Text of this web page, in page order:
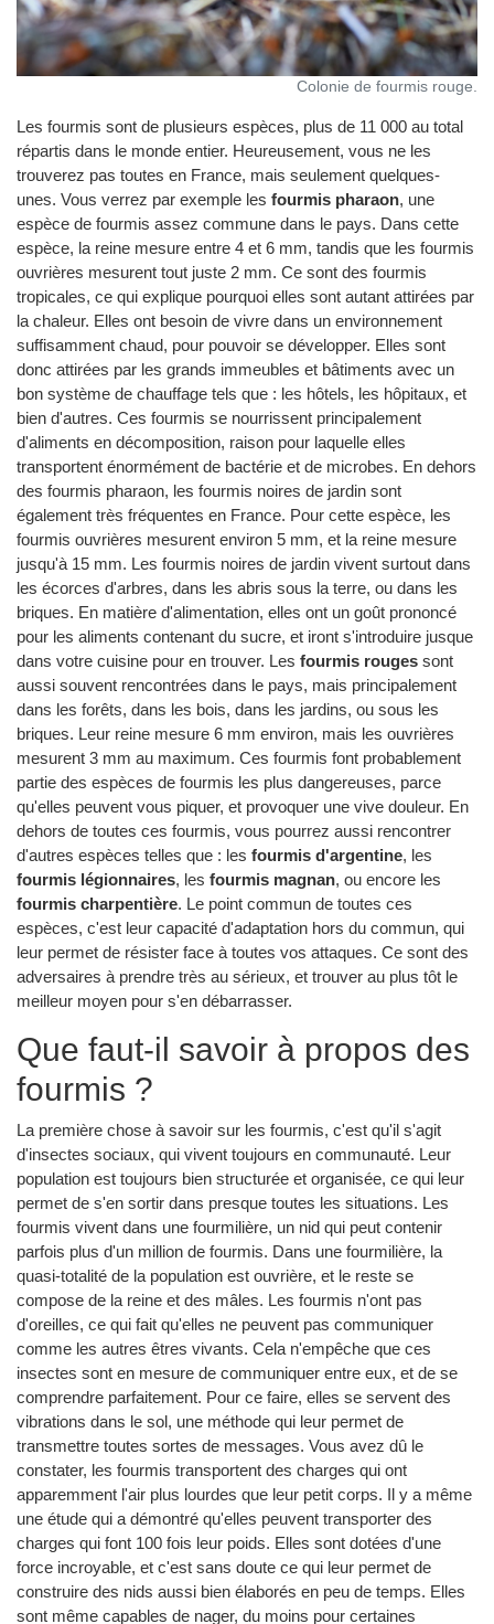
Colonie de fourmis rouge.
Les fourmis sont de plusieurs espèces, plus de 11 000 au total
répartis dans le monde entier. Heureusement, vous ne les
trouverez pas toutes en France, mais seulement quelques-
unes. Vous verrez par exemple les fourmis pharaon, une
espèce de fourmis assez commune dans le pays. Dans cette
espèce, la reine mesure entre 4 et 6 mm, tandis que les fourmis
ouvrières mesurent tout juste 2 mm. Ce sont des fourmis
tropicales, ce qui explique pourquoi elles sont autant attirées par
la chaleur. Elles ont besoin de vivre dans un environnement
suffisamment chaud, pour pouvoir se développer. Elles sont
donc attirées par les grands immeubles et bâtiments avec un
bon système de chauffage tels que : les hôtels, les hôpitaux, et
bien d'autres. Ces fourmis se nourrissent principalement
d'aliments en décomposition, raison pour laquelle elles
transportent énormément de bactérie et de microbes. En dehors
des fourmis pharaon, les fourmis noires de jardin sont
également très fréquentes en France. Pour cette espèce, les
fourmis ouvrières mesurent environ 5 mm, et la reine mesure
jusqu'à 15 mm. Les fourmis noires de jardin vivent surtout dans
les écorces d'arbres, dans les abris sous la terre, ou dans les
briques. En matière d'alimentation, elles ont un goût prononcé
pour les aliments contenant du sucre, et iront s'introduire jusque
dans votre cuisine pour en trouver. Les fourmis rouges sont
aussi souvent rencontrées dans le pays, mais principalement
dans les forêts, dans les bois, dans les jardins, ou sous les
briques. Leur reine mesure 6 mm environ, mais les ouvrières
mesurent 3 mm au maximum. Ces fourmis font probablement
partie des espèces de fourmis les plus dangereuses, parce
qu'elles peuvent vous piquer, et provoquer une vive douleur. En
dehors de toutes ces fourmis, vous pourrez aussi rencontrer
d'autres espèces telles que : les fourmis d'argentine, les
fourmis légionnaires, les fourmis magnan, ou encore les
fourmis charpentière. Le point commun de toutes ces
espèces, c'est leur capacité d'adaptation hors du commun, qui
leur permet de résister face à toutes vos attaques. Ce sont des
adversaires à prendre très au sérieux, et trouver au plus tôt le
meilleur moyen pour s'en débarrasser.
Que faut-il savoir à propos des
fourmis ?
La première chose à savoir sur les fourmis, c'est qu'il s'agit
d'insectes sociaux, qui vivent toujours en communauté. Leur
population est toujours bien structurée et organisée, ce qui leur
permet de s'en sortir dans presque toutes les situations. Les
fourmis vivent dans une fourmilière, un nid qui peut contenir
parfois plus d'un million de fourmis. Dans une fourmilière, la
quasi-totalité de la population est ouvrière, et le reste se
compose de la reine et des mâles. Les fourmis n'ont pas
d'oreilles, ce qui fait qu'elles ne peuvent pas communiquer
comme les autres êtres vivants. Cela n'empêche que ces
insectes sont en mesure de communiquer entre eux, et de se
comprendre parfaitement. Pour ce faire, elles se servent des
vibrations dans le sol, une méthode qui leur permet de
transmettre toutes sortes de messages. Vous avez dû le
constater, les fourmis transportent des charges qui ont
apparemment l'air plus lourdes que leur petit corps. Il y a même
une étude qui a démontré qu'elles peuvent transporter des
charges qui font 100 fois leur poids. Elles sont dotées d'une
force incroyable, et c'est sans doute ce qui leur permet de
construire des nids aussi bien élaborés en peu de temps. Elles
sont même capables de nager, du moins pour certaines